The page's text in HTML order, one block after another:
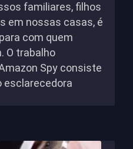
familiares, filhos
em nossas casas, é
com quem
O trabalho
Spy consiste
esclarecedora